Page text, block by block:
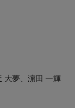
大夢、濵田 一輝